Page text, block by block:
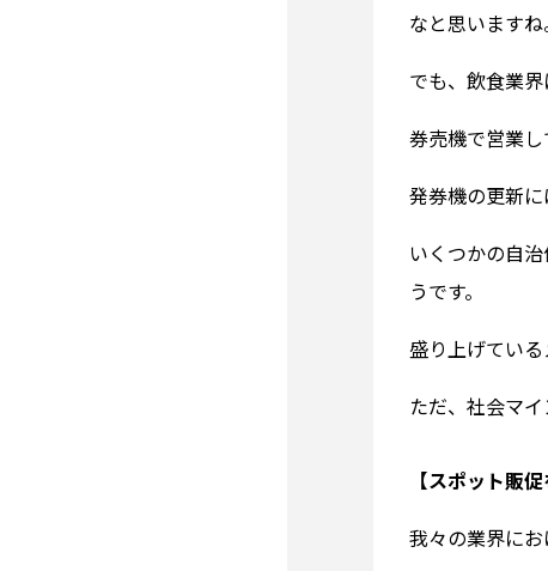
なと思いますね
でも、飲食業界
券売機で営業
発券機の更新に
いくつかの自
うです。
盛り上げてい
ただ、社会マ
【スポット販
我々の業界に